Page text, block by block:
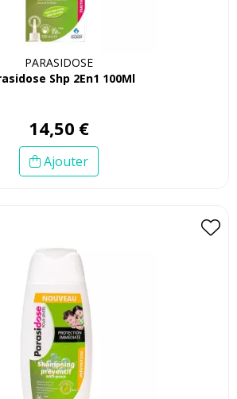
PARASIDOSE
Shp 2En1 100Ml
14,50 €
Ajouter